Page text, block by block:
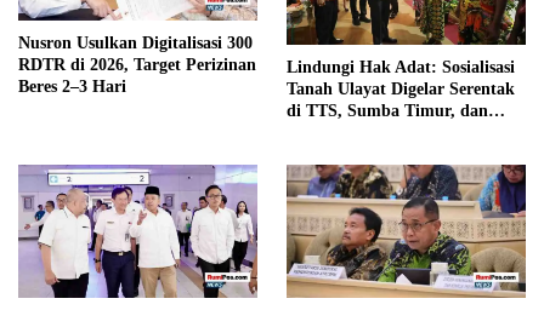
Nusron Usulkan Digitalisasi 300
RDTR di 2026, Target Perizinan
Beres 2–3 Hari
Lindungi Hak Adat: Sosialisasi
Tanah Ulayat Digelar Serentak
di TTS, Sumba Timur, dan